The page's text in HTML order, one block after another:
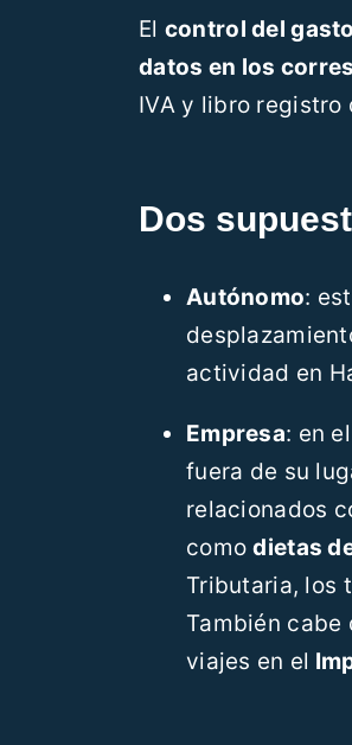
El control del gasto
datos en los
IVA y libro registro
Dos
Autónomo:
actividad en
Empresa: en
fuera de su
relacionados
comodietas
Tributaria, los
También
viajes en el